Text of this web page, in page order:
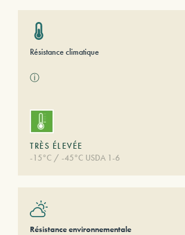
Résistance climatique
ⓘ
TRÈS ÉLEVÉE
-15°C / -45°C USDA 1-6
Résistance environnementale